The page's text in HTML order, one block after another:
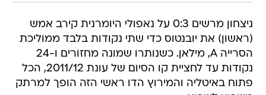
ניצחון מרשים 0:3 על נאפולי היומרנית קירב אמש
(ראשון) את יובנטוס כדי שתי נקודות בלבד ממוליכת
הסרייה A, מילאן. כשנותרו שמונה מחזורים ו-24
נקודות עד לחציית קו הסיום של עונת 2011/12, הכל
פתוח באיטליה והמירוץ הדו ראשי הזה הופך למרתק